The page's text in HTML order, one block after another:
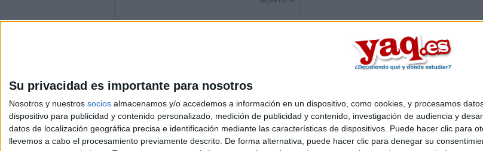
Su privacidad es importante para nosotros
Nosotros y nuestros socios almacenamos y/o accedemos a información en un dispositivo, como cookies, y procesamos
dispositivo para publicidad y contenido personalizado, medición de publicidad y contenido, investigación de audiencia y
datos de localización geográfica precisa e identificación mediante las características de dispositivos. Puede hacer clic para
llevemos a cabo el procesamiento previamente descrito. De forma alternativa, puede hacer clic para denegar su
Quiénes somos |Contactar| Anúnciate
Aviso legal|Politica de privacidad|Condiciones generales|